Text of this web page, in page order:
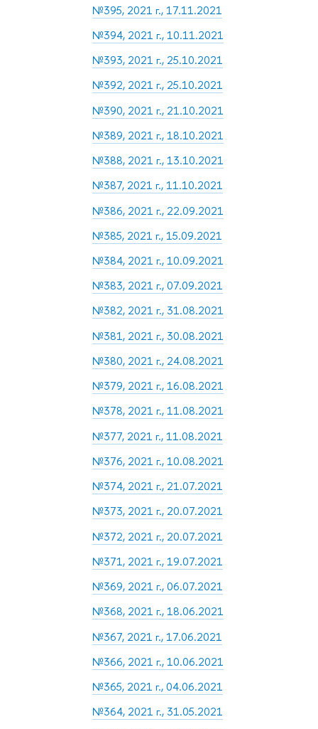
№395, 2021 г., 17.11.2021
№394, 2021 г., 10.11.2021
№393, 2021 г., 25.10.2021
№392, 2021 г., 25.10.2021
№390, 2021 г., 21.10.2021
№389, 2021 г., 18.10.2021
№388, 2021 г., 13.10.2021
№387, 2021 г., 11.10.2021
№386, 2021 г., 22.09.2021
№385, 2021 г., 15.09.2021
№384, 2021 г., 10.09.2021
№383, 2021 г., 07.09.2021
№382, 2021 г., 31.08.2021
№381, 2021 г., 30.08.2021
№380, 2021 г., 24.08.2021
№379, 2021 г., 16.08.2021
№378, 2021 г., 11.08.2021
№377, 2021 г., 11.08.2021
№376, 2021 г., 10.08.2021
№374, 2021 г., 21.07.2021
№373, 2021 г., 20.07.2021
№372, 2021 г., 20.07.2021
№371, 2021 г., 19.07.2021
№369, 2021 г., 06.07.2021
№368, 2021 г., 18.06.2021
№367, 2021 г., 17.06.2021
№366, 2021 г., 10.06.2021
№365, 2021 г., 04.06.2021
№364, 2021 г., 31.05.2021